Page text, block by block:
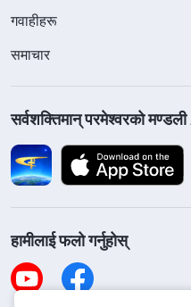
गवाहीहरू
समाचार
सर्वशक्तिमान्‌ परमेश्‍वरको
हामीलाई फलो गर्नुहोस्